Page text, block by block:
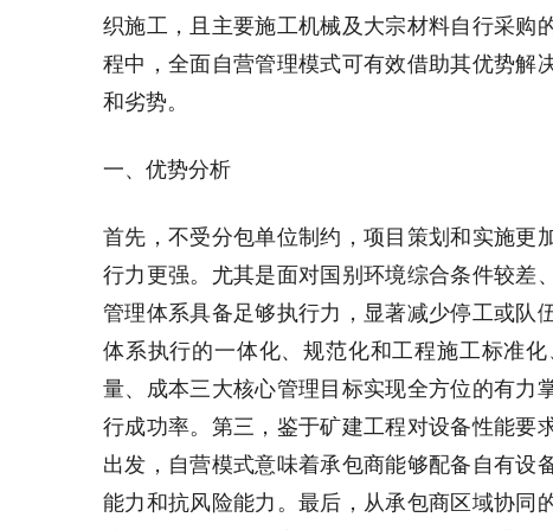
织施工，且主要施工机械及大宗材料自行采购
程中，全面自营管理模式可有效借助其优势解
和劣势。
一、优势分析
首先，不受分包单位制约，项目策划和实施更
行力更强。尤其是面对国别环境综合条件较差
管理体系具备足够执行力，显著减少停工或队
体系执行的一体化、规范化和工程施工标准
量、成本三大核心管理目标实现全方位的有力
行成功率。第三，鉴于矿建工程对设备性能要
出发，自营模式意味着承包商能够配备自有设
能力和抗风险能力。最后，从承包商区域协同